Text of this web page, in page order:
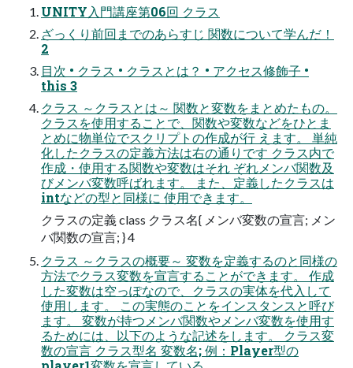
UNITY入門講座第06回 クラス
ざっくり前回までのあらすじ 関数について学んだ！
2
目次 • クラス • クラスとは？ • アクセス修飾子 •
this 3
クラス ～クラスとは～ 関数と変数をまとめたもの。
クラスを使用することで、関数や変数などをひとま
とめに物単位でスクリプトの作成が行 えます。 単純
化したクラスの定義方法は右の通りです クラス内で
作成・使用する関数や変数はそれ ぞれメンバ関数及
びメンバ変数呼ばれます。 また、定義したクラスは
intなどの型と同様に 使用できます。
クラスの定義 class クラス名{ メンバ変数の宣言; メン
バ関数の宣言; } 4
クラス ～クラスの概要～ 変数を定義するのと同様の
方法でクラス変数を宣言することができます。 作成
した変数は空っぽなので、クラスの実体を代入して
使用します。 この実態のことをインスタンスと呼び
ます。 変数が持つメンバ関数やメンバ変数を使用す
るためには、以下のような記述をします。 クラス変
数の宣言 クラス型名 変数名; 例：Player型の